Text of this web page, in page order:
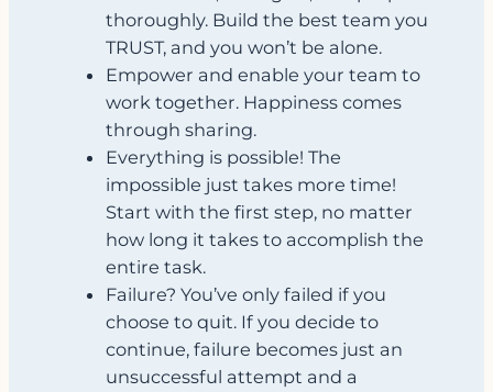
thoroughly. Build the best team you
TRUST, and you won’t be alone.
Empower and enable your team to
work together. Happiness comes
through sharing.
Everything is possible! The
impossible just takes more time!
Start with the first step, no matter
how long it takes to accomplish the
entire task.
Failure? You’ve only failed if you
choose to quit. If you decide to
continue, failure becomes just an
unsuccessful attempt and a